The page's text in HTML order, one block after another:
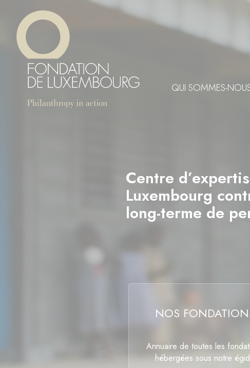
contenu
principal
QUI SOMMES-
Centre
Luxembourg
long-terme de
NOS
Annuaire de toutes les
hébergées sous notre
Panneau de gestion des cookies